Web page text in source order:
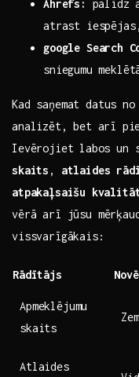
Ahrefs:
⁣palīdz
atrast
google Search
sniegumu
Kad saņemat datus
analizēt, bet ⁣arī
Ievērojiet ⁣labos
‌skaits , atlaides
atpakaļsaišu
vērā arī jūsu
vissvarīgākais:
Rādītājs
Apmeklējumu
skaits
Atlaides